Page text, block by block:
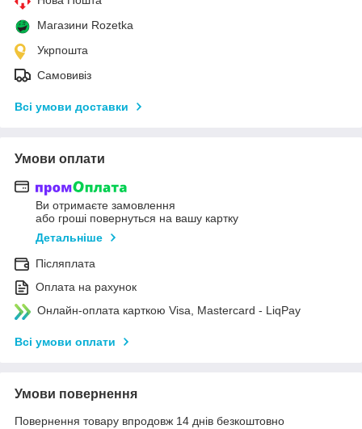
Магазини Rozetka
Укрпошта
Самовивіз
Всі умови доставки
Умови оплати
Ви отримаєте замовлення
або гроші повернуться на вашу картку
Детальніше
Післяплата
Оплата на рахунок
Онлайн-оплата карткою Visa, Mastercard - LiqPay
Всі умови оплати
Умови повернення
Повернення товару впродовж 14 днів безкоштовно